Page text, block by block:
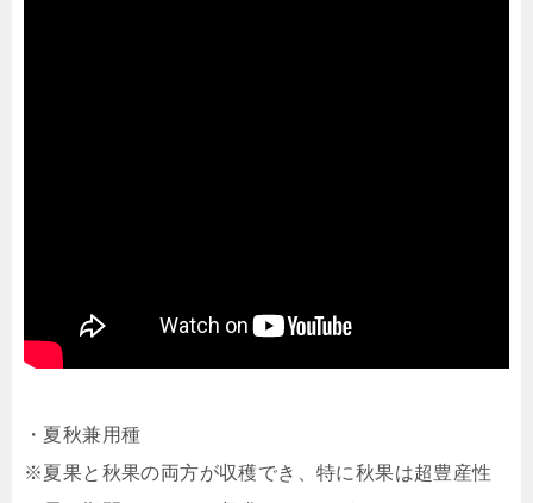
・夏秋兼用種
※夏果と秋果の両方が収穫でき、特に秋果は超豊産性